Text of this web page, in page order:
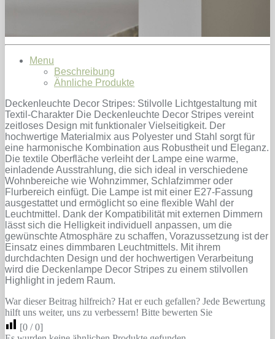
Menu
Beschreibung
Ähnliche Produkte
Deckenleuchte Decor Stripes: Stilvolle Lichtgestaltung mit
Textil-Charakter Die Deckenleuchte Decor Stripes vereint
zeitloses Design mit funktionaler Vielseitigkeit. Der
hochwertige Materialmix aus Polyester und Stahl sorgt für
eine harmonische Kombination aus Robustheit und Eleganz.
Die textile Oberfläche verleiht der Lampe eine warme,
einladende Ausstrahlung, die sich ideal in verschiedene
Wohnbereiche wie Wohnzimmer, Schlafzimmer oder
Flurbereich einfügt. Die Lampe ist mit einer E27-Fassung
ausgestattet und ermöglicht so eine flexible Wahl der
Leuchtmittel. Dank der Kompatibilität mit externen Dimmern
lässt sich die Helligkeit individuell anpassen, um die
gewünschte Atmosphäre zu schaffen, Vorazussetzung ist der
Einsatz eines dimmbaren Leuchtmittels. Mit ihrem
durchdachten Design und der hochwertigen Verarbeitung
wird die Deckenlampe Decor Stripes zu einem stilvollen
Highlight in jedem Raum.
War dieser Beitrag hilfreich? Hat er euch gefallen? Jede Bewertung
hilft uns weiter, uns zu verbessern! Bitte bewerten Sie
[0 /0]